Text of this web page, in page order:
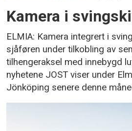
Kamera i
ELMIA: Kamera integrert i
sjåføren under tilkobling av
tilhengeraksel med innebygd
nyhetene JOST viser under
Jönköping senere denne